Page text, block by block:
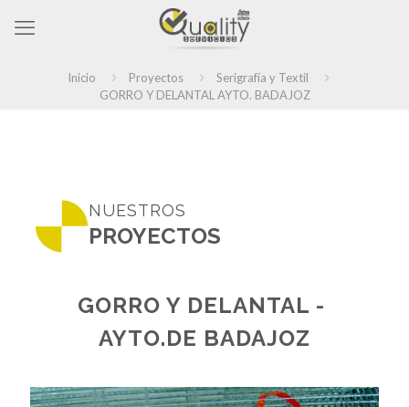
Inicio Proyectos
Serigrafía y Textil
GORRO Y DELANTAL AYTO. BADAJOZ
NUESTROS
PROYECTOS
GORRO Y DELANTAL -
AYTO.DE BADAJOZ